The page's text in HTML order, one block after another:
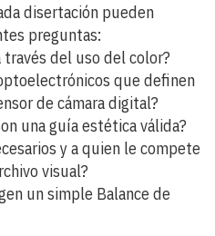
disertación pueden
preguntas:
través del uso del color?
que definen
de cámara digital?
una guía estética válida?
y a quien le compete
visual?
un simple Balance de